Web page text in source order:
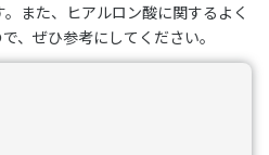
また、ヒアルロン酸に関するよく
、ぜひ参考にしてください。